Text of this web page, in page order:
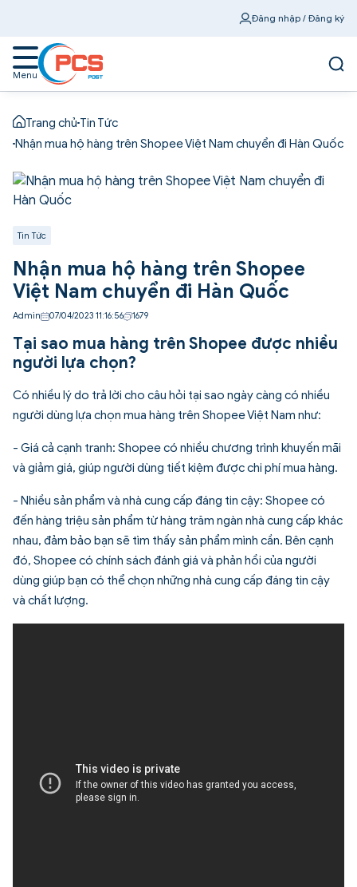
Đăng nhập / Đăng ký
Menu
Trang chủTin Tức
Nhận mua hộ hàng trên Shopee Việt Nam chuyển đi Hàn Quốc
Tin Tức
Nhận mua hộ hàng trên Shopee
Việt Nam chuyển đi Hàn Quốc
Admin 07/04/2023 11:16:56 1679
Tại sao mua hàng trên Shopee được nhiều
người lựa chọn?
Có nhiều lý do trả lời cho câu hỏi tại sao ngày càng có nhiều
người dùng lựa chọn mua hàng trên Shopee Việt Nam như:
- Giá cả cạnh tranh: Shopee có nhiều chương trình khuyến mãi
và giảm giá, giúp người dùng tiết kiệm được chi phí mua hàng.
- Nhiều sản phẩm và nhà cung cấp đáng tin cậy: Shopee có
đến hàng triệu sản phẩm từ hàng trăm ngàn nhà cung cấp khác
nhau, đảm bảo bạn sẽ tìm thấy sản phẩm mình cần. Bên cạnh
đó, Shopee có chính sách đánh giá và phản hồi của người
dùng giúp bạn có thể chọn những nhà cung cấp đáng tin cậy
và chất lượng.